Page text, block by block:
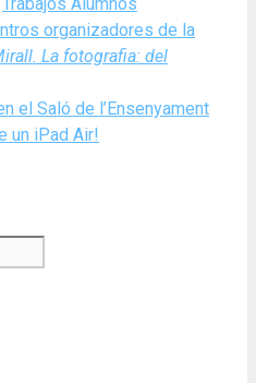
Trabajos Alumnos
organizadores de la
La fotografia: del
el Saló de l’Ensenyament
un iPad Air!